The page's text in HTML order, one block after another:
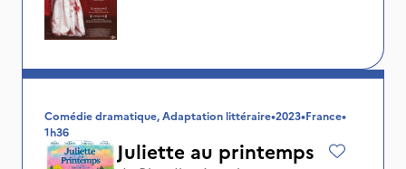
Comédie dramatique, Adaptation littéraire•2023•France•
1h36
Juliette au printemps